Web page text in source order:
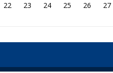
22 23 24 25 26 27